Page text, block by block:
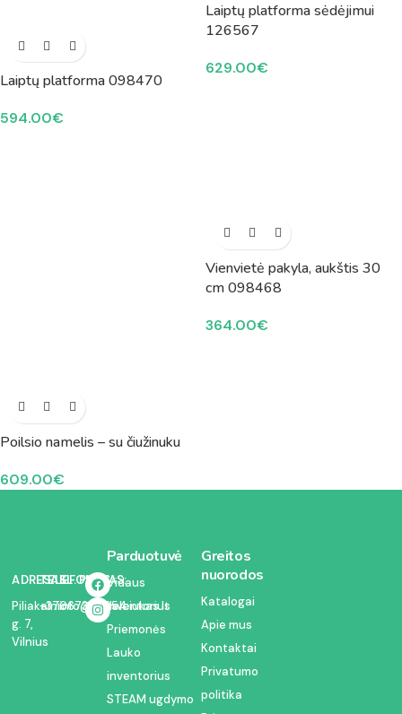
Laiptų platforma 098470
594.00€
Laiptų platforma sėdėjimui
126567
629.00€
Poilsio namelis – su čiužinuku
609.00€
Vienvietė pakyla, aukštis 30
cm 098468
364.00€
ADRESAS:
Piliakalnio
g. 7,
Vilnius
TELEFONAS:
+37067350054
EL. PAŠTAS:
info@kodelciukas.lt
Parduotuvė
Vidaus
inventorius
Priemonės
Lauko
inventorius
STEAM ugdymo
Greitos
nuorodos
Katalogai
Apie mus
Kontaktai
Privatumo
politika